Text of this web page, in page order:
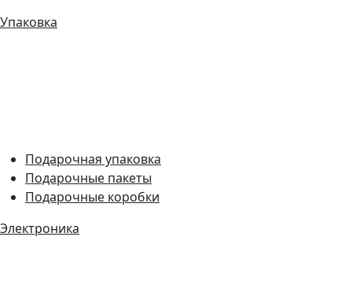
Упаковка
Подарочная упаковка
Подарочные пакеты
Подарочные коробки
Электроника